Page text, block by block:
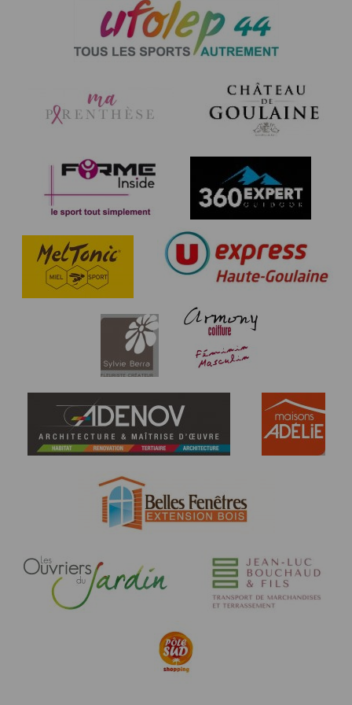
‘’Informatique et Libertés’’, dispose d’un droit d’accès
et de rectification des informations le concernant.
d’annuler la manifestation en cas d’évènements
imprévus, et de refuser l’accès aux participants ne
respectant pas le règlement.
mesures sanitaires gouvernementales en vigueur à la
date de l’évènement. La situation sanitaire étant
évolutive, les informations concernant le protocole
sanitaire seront mises à jour régulièrement sur le site
https://www.timepulse.run
Les organisateurs de la course se réservent le droit
de modifier ou de mettre à jour le règlement ou les
conditions d’inscriptions à tout moment.
Art.4 : Conformément aux dispositions légales,
l’organisation a souscrit une assurance couvrant les
conséquences de sa responsabilité civile, celles de
concurrents peuvent prendre connaissance des
garanties d’assurances en consultant le tableau
annexé au présent règlement.
Château de Goulaine, situé sur la commune de Haute-
Les horaires de départ sont les suivants :
● 8h45 Course Nature de 24 km Coureurs né(e)s en
2003 et avant
● 9h30 Course Nature de 12 km en individuel
Coureurs né(e)s en 2005 et avant
● 9h45 Marche ‘’Solidaire’’ de 8 km Mineur(e)
accompagné(e) d’un parent (Epreuve marchée non
chronométrée, les fonds récoltés seront reversés
intégralement à une association caritative.)
● 12h00 Course « Enfants » de 1 km Coureurs né(e)s
en 2011 jusqu’en 2015
Aucun départ ne sera accepté par l’organisation, après
l’heure.
Art.6 : Pour chacune des 2 courses Nature, les
exclusivement jusqu’au 10/06 à 23h00 (frais internet
sup. de +1,20€)
Sous réserve de dossards disponibles, sur place le
jour même ou la veille chez 360 EXPERT OUTDOOR,
Pour toute inscription la veille ou sur place, une
majoration de +3€ sera appliquée au tarif en ligne.
La remise des dossards se fera LE 11 juin 2022 chez
SAINT SÉBASTIEN SUR LOIRE entre 14H ET 18H.
Aucun remboursement de frais d’inscription ne sera